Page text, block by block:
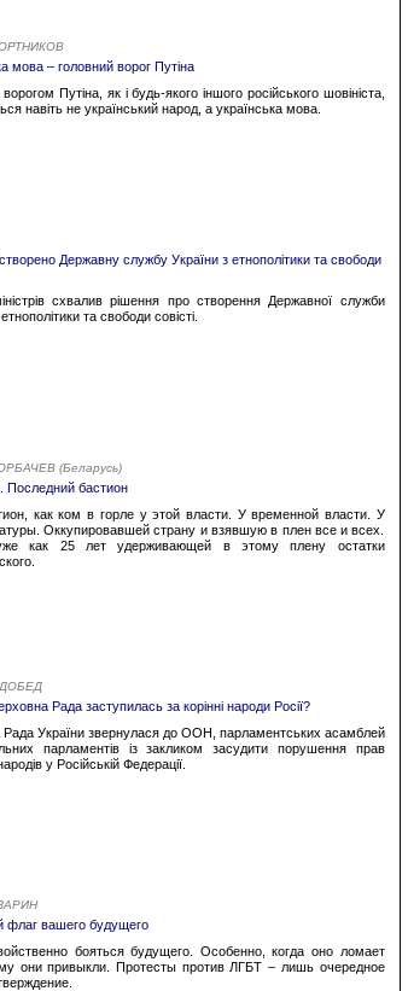
мова – головний ворог Путіна
Путіна, як і будь-якого іншого російського шовініста,
навіть не український народ, а українська мова.
Державну службу України з етнополітики та свободи
схвалив рішення про створення Державної служби
та свободи совісті.
(Беларусь)
Последний бастион
как ком в горле у этой власти. У временной власти. У
Оккупировавшей страну и взявшую в плен все и всех.
как 25 лет удерживающей в этому плену остатки
Рада заступилась за корінні народи Росії?
Рада України звернулася до ООН, парламентських асамблей
парламентів із закликом засудити порушення прав
у Російській Федерації.
флаг вашего будущего
бояться будущего. Особенно, когда оно ломает
они привыкли. Протесты против ЛГБТ – лишь очередное